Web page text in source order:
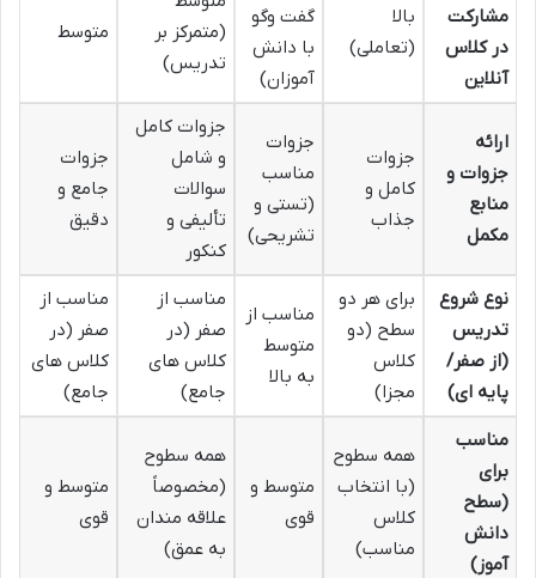
مشارکت
در کلاس
آنلاین
بالا
(تعاملی)
گفت وگو
با دانش
آموزان)
(متمرکز بر
تدریس)
متوسط
ارائه
جزوات و
منابع
مکمل
جزوات
کامل و
جذاب
جزوات
مناسب
(تستی و
تشریحی)
جزوات کامل
و شامل
سوالات
تألیفی و
کنکور
جزوات
جامع و
دقیق
نوع شروع
تدریس
(از صفر/
پایه ای)
برای هر دو
سطح (دو
کلاس
مجزا)
مناسب از
متوسط
به بالا
مناسب از
صفر (در
کلاس های
جامع)
مناسب از
صفر (در
کلاس های
جامع)
مناسب
برای
(سطح
دانش
آموز)
همه سطوح
(با انتخاب
کلاس
مناسب)
متوسط و
قوی
همه سطوح
(مخصوصاً
علاقه مندان
به عمق)
متوسط و
قوی